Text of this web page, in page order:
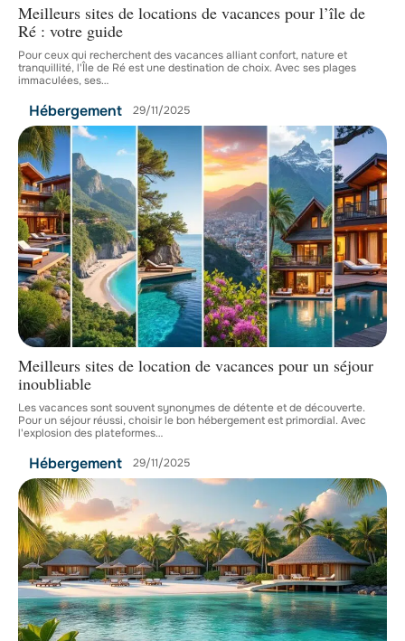
Meilleurs sites de locations de vacances pour l’île de
Ré : votre guide
Pour ceux qui recherchent des vacances alliant confort, nature et
tranquillité, l'Île de Ré est une destination de choix. Avec ses plages
immaculées, ses…
Hébergement 29/11/2025
Meilleurs sites de location de vacances pour un séjour
inoubliable
Les vacances sont souvent synonymes de détente et de découverte.
Pour un séjour réussi, choisir le bon hébergement est primordial. Avec
l'explosion des plateformes…
Hébergement 29/11/2025